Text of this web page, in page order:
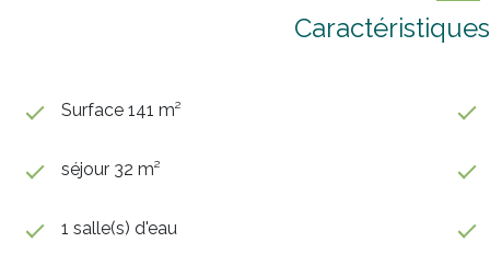
Surface 141 m²
séjour 32 m²
1 salle(s) d'eau